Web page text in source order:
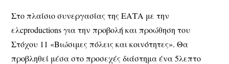
Στο πλαίσιο συνεργασίας της ΕΑΤΑ με την
ελcproductions για την προβολή και προώθηση του
Στόχου 11 «Βιώσιμες πόλεις και κοινότητες». Θα
προβληθεί μέσα στο προσεχές διάστημα ένα 5λεπτο